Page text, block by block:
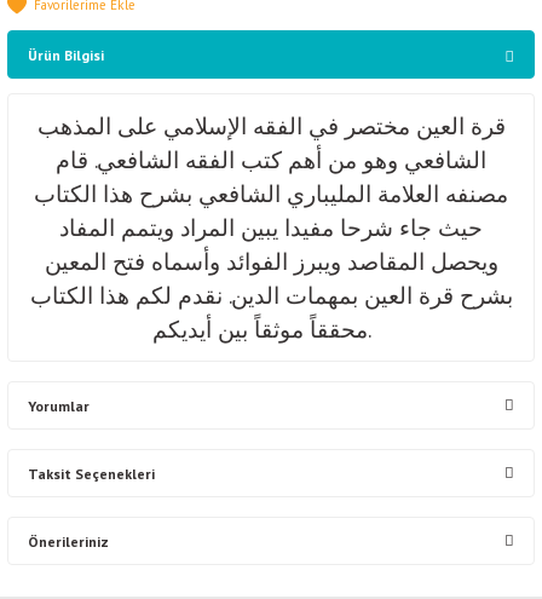
Ürün Bilgisi
قرة العين مختصر في الفقه الإسلامي على المذهب
الشافعي وهو من أهم كتب الفقه الشافعي. قام
مصنفه العلامة المليباري الشافعي بشرح هذا الكتاب
حيث جاء شرحا مفيدا يبين المراد ويتمم المفاد
ويحصل المقاصد ويبرز الفوائد وأسماه فتح المعين
بشرح قرة العين بمهمات الدين. نقدم لكم هذا الكتاب
محققاً موثقاً بين أيديكم.
Yorumlar
Taksit Seçenekleri
Önerileriniz